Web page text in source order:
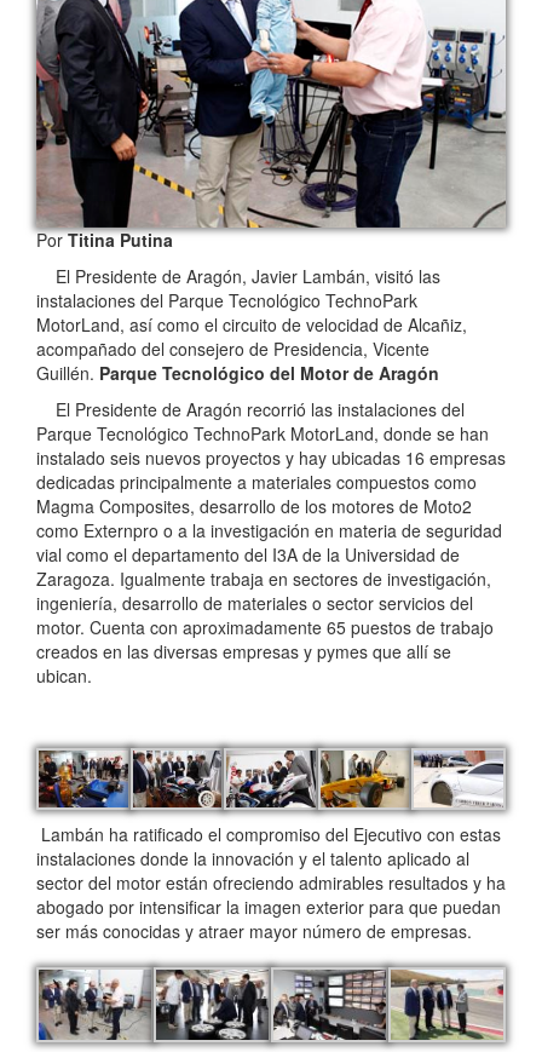
PorTitina Putina
El Presidente de Aragón, Javier Lambán, visitó las
instalaciones del Parque Tecnológico TechnoPark
MotorLand, así como el circuito de velocidad de Alcañiz,
acompañado del consejero de Presidencia, Vicente
Guillén. Parque Tecnológico del Motor de Aragón
El Presidente de Aragón recorrió las instalaciones del
Parque Tecnológico TechnoPark MotorLand, donde se han
instalado seis nuevos proyectos y hay ubicadas 16 empresas
dedicadas principalmente a materiales compuestos como
Magma Composites, desarrollo de los motores de Moto2
como Externpro o a la investigación en materia de seguridad
vial como el departamento del I3A de la Universidad de
Zaragoza. Igualmente trabaja en sectores de investigación,
ingeniería, desarrollo de materiales o sector servicios del
motor. Cuenta con aproximadamente 65 puestos de trabajo
creados en las diversas empresas y pymes que allí se
ubican.
Lambán ha ratificado el compromiso del Ejecutivo con estas
instalaciones donde la innovación y el talento aplicado al
sector del motor están ofreciendo admirables resultados y ha
abogado por intensificar la imagen exterior para que puedan
ser más conocidas y atraer mayor número de empresas.